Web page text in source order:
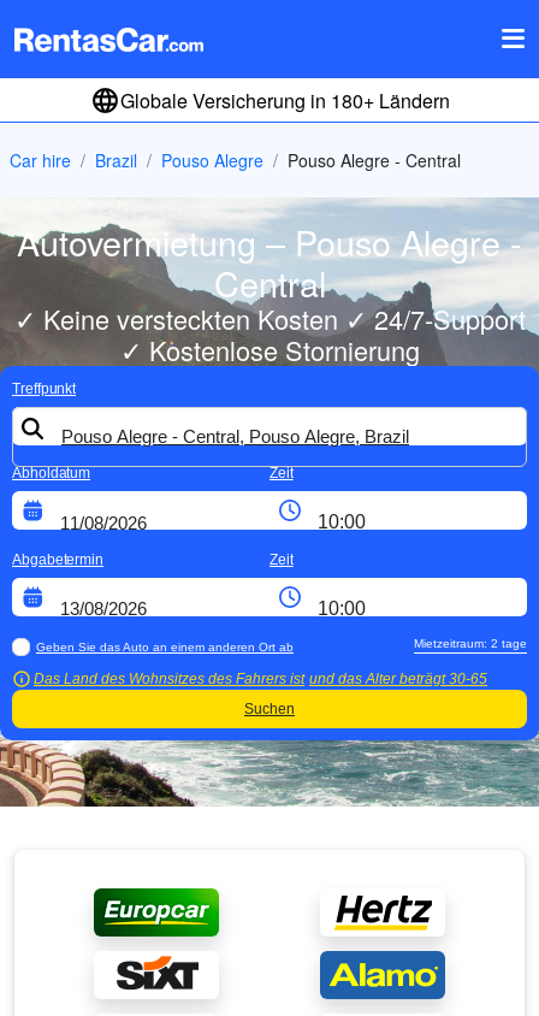
Globale Versicherung in 180+ Ländern
Car hire Brazil Pouso Alegre Pouso Alegre - Central
Autovermietung – Pouso Alegre -
Central
✓ Keine versteckten Kosten ✓ 24/7-Support
✓ Kostenlose Stornierung
Treffpunkt
Abholdatum Zeit
Abgabetermin Zeit
Geben Sie das Auto an einem anderen Ort ab
Das Land des Wohnsitzes des Fahrers ist und das Alter beträgt30-65
Mietzeitraum: 2 tage
Suchen